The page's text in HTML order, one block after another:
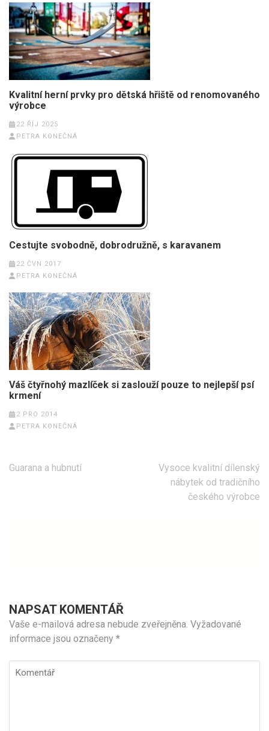
Kvalitní herní prvky pro dětská hřiště od renomovaného
výrobce
22 ŘÍJ 2025
PETRA KONEČNÁ
Cestujte svobodně, dobrodružně, s karavanem
22 ČVN 2017
PETRA KONEČNÁ
Váš čtyřnohý mazlíček si zaslouží pouze to nejlepší psí
krmení
2 PRO 2014
PETRA KONEČNÁ
Navigace
Guarana a hubnutí
Vysoce kvalitní dílenský
nábytek od tradičního
českého výrobce
NAPSAT KOMENTÁŘ
Vaše e-mailová adresa nebude zveřejněna. Vyžadované
informace jsou označeny *
Komentář